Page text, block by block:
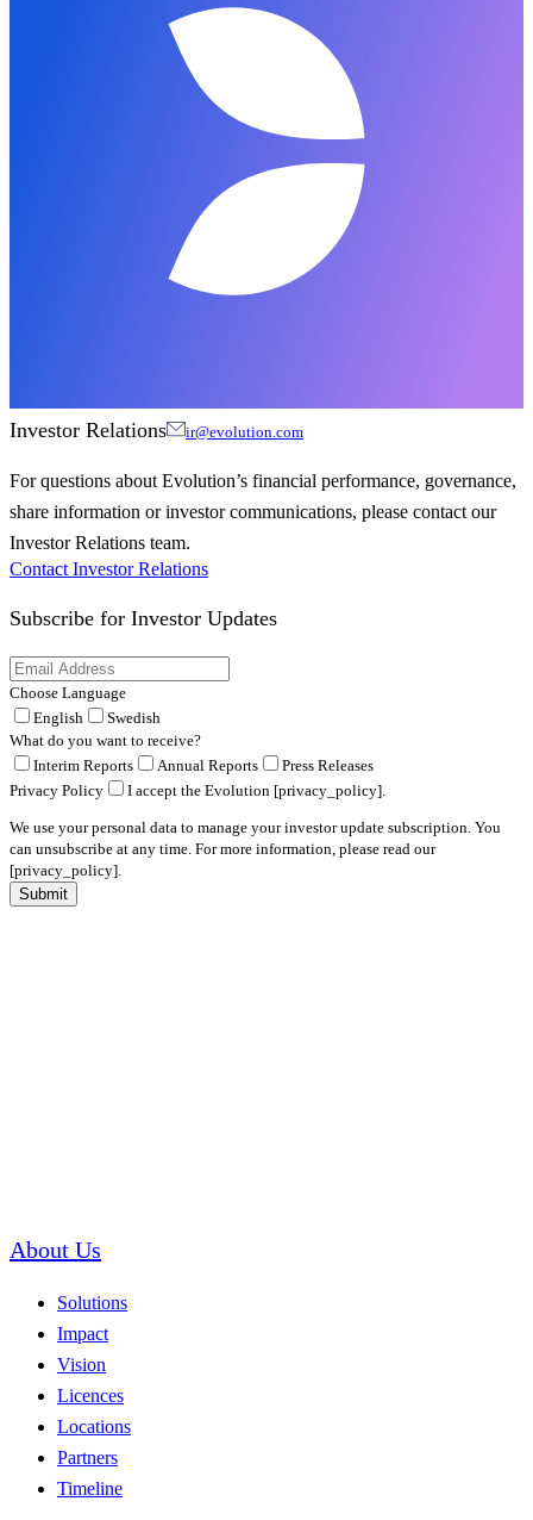
Investor Relations ir@evolution.com
For questions about Evolution’s financial performance, governance,
share information or investor communications, please contact our
Investor Relations team.
Contact Investor Relations
Subscribe for Investor Updates
Choose Language
English
Swedish
What do you want to receive?
Interim Reports
Annual Reports
Press Releases
Privacy Policy
I accept the Evolution [privacy_policy].
We use your personal data to manage your investor update subscription. You
can unsubscribe at any time. For more information, please read our
[privacy_policy].
Submit
About Us
Solutions
Impact
Vision
Licences
Locations
Partners
Timeline